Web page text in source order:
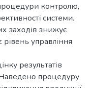
контролю,
системи.
заходів знижує
рівень управління
результатів
процедуру